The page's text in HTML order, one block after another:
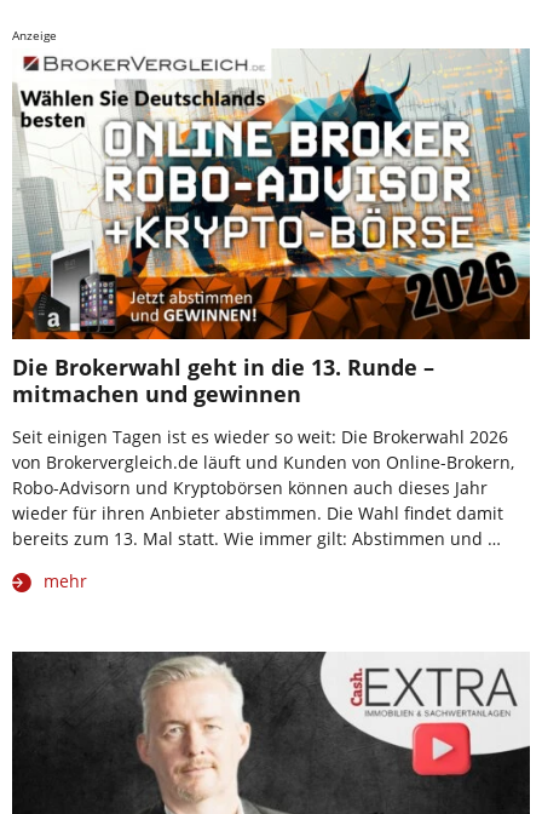
Anzeige
Die Brokerwahl geht in die 13. Runde –
mitmachen und gewinnen
Seit einigen Tagen ist es wieder so weit: Die Brokerwahl 2026
von Brokervergleich.de läuft und Kunden von Online-Brokern,
Robo-Advisorn und Kryptobörsen können auch dieses Jahr
wieder für ihren Anbieter abstimmen. Die Wahl findet damit
bereits zum 13. Mal statt. Wie immer gilt: Abstimmen und …
mehr